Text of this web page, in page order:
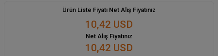
Ürün Liste Fiyatı Net Alış Fiyatınız
10,42 USD
Net Alış Fiyatınız
10,42 USD